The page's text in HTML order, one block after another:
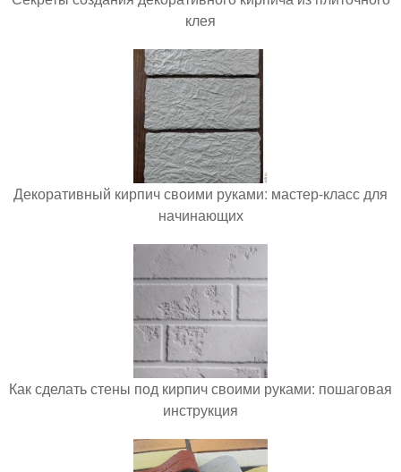
клея
Декоративный кирпич своими руками: мастер-класс для
начинающих
Как сделать стены под кирпич своими руками: пошаговая
инструкция